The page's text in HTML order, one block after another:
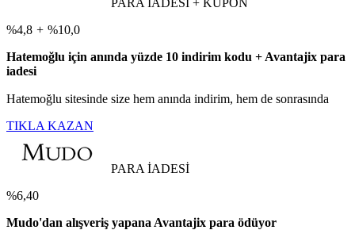
PARA İADESİ + KUPON
%4,8 + %10,0
Hatemoğlu için anında yüzde 10 indirim kodu + Avantajix para
iadesi
Hatemoğlu sitesinde size hem anında indirim, hem de sonrasında
TIKLA KAZAN
PARA İADESİ
%6,40
Mudo'dan alışveriş yapana Avantajix para ödüyor